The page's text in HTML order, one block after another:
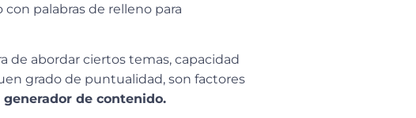
palabras de relleno para
de abordar ciertos temas, capacidad
grado de puntualidad, son factores
de contenido.